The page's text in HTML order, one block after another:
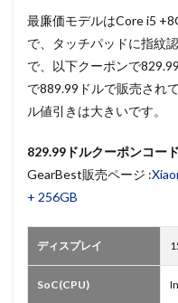
最廉価モデルはCore i5
で、タッチパッドに指紋
で、以下クーポンで
で889.99ドルで販売され
ル値引きは大きいです。
829.99ドルクーポンコ
GearBest販売ページ :
+ 256GB
ディスプレイ
SoC(CPU)